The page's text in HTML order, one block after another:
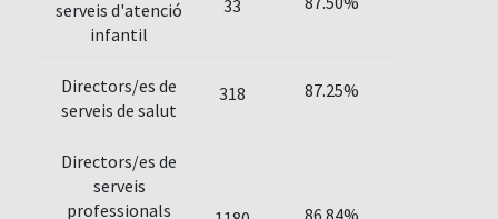
serveis d'atenció
infantil
33
Directors/es de
serveis de salut
318 87.25%
Directors/es de
serveis
professionals